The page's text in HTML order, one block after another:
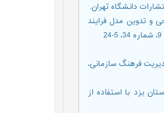
سيدعلی، سماواتيان، حسين، يارمحمديان، محمد حسين (1395). طراحی و تدوين مدل فرايند
رفاه. مدیریت فرهنگ سازمانی،
يزد با استفاده از